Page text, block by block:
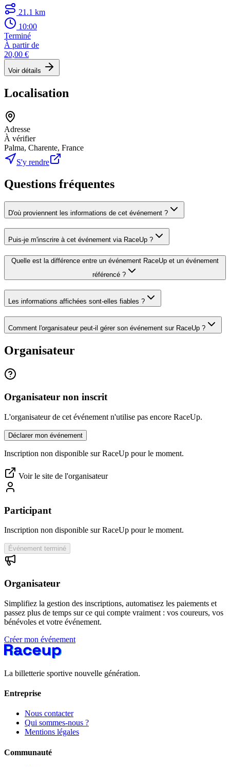
21.1 km
10:00
Terminé
À partir de
20,00 €
Voir détails
Localisation
Adresse
À vérifier
Palma, Charente, France
S'y rendre
Questions fréquentes
D'où proviennent les informations de cet événement ?
Puis-je m'inscrire à cet événement via RaceUp ?
Quelle est la différence entre un événement RaceUp et un événement
référencé ?
Les informations affichées sont-elles fiables ?
Comment l'organisateur peut-il gérer son événement sur RaceUp ?
Organisateur
Organisateur non inscrit
L'organisateur de cet événement n'utilise pas encore RaceUp.
Déclarer mon événement
Inscription non disponible sur RaceUp pour le moment.
Voir le site de l'organisateur
Participant
Inscription non disponible sur RaceUp pour le moment.
Événement terminé
Organisateur
Simplifiez la gestion des inscriptions, automatisez les paiements et
passez plus de temps sur ce qui compte vraiment : vos coureurs, vos
bénévoles et votre événement.
Créer mon événement
La billetterie sportive nouvelle génération.
Entreprise
Nous contacter
Qui sommes-nous ?
Mentions légales
Communauté